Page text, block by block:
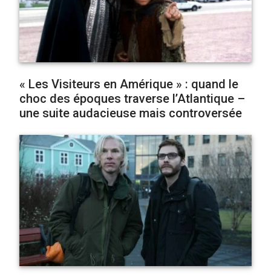
« Les Visiteurs en Amérique » : quand le
choc des époques traverse l’Atlantique –
une suite audacieuse mais controversée